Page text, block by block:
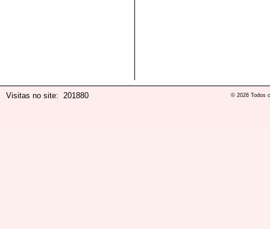
Visitas no site: 201880 © 2026 Todos